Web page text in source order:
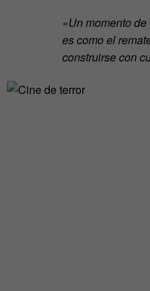
«Un momento de
es como el
construirse con